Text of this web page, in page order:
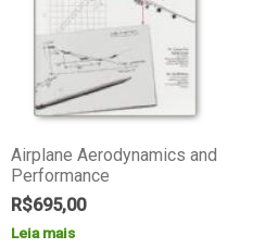
Airplane Aerodynamics and
Performance
R$695,00
Leia mais